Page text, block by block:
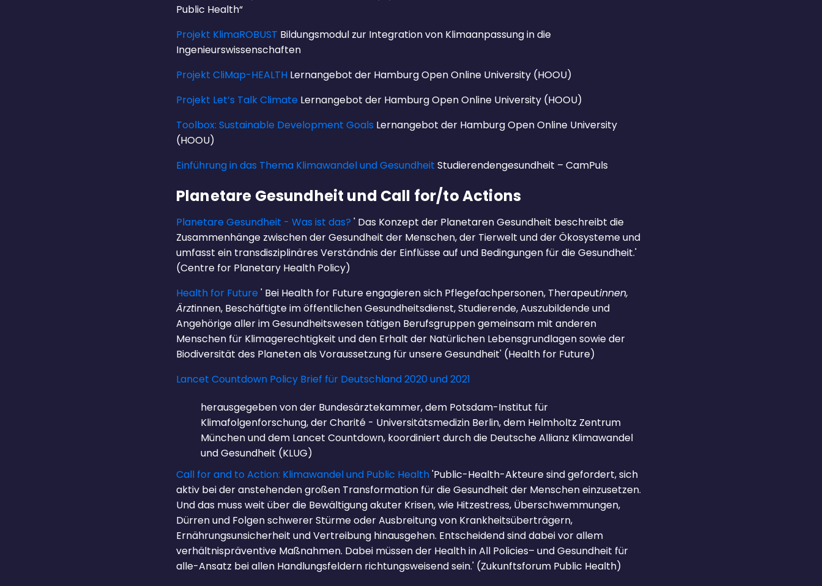
Public Health“
Projekt KlimaROBUST Bildungsmodul zur Integration von Klimaanpassung in die
Ingenieurswissenschaften
Projekt CliMap-HEALTH Lernangebot der Hamburg Open Online University (HOOU)
Projekt Let’s Talk Climate Lernangebot der Hamburg Open Online University (HOOU)
Toolbox: Sustainable Development Goals Lernangebot der Hamburg Open Online University
(HOOU)
Einführung in das Thema Klimawandel und Gesundheit Studierendengesundheit – CamPuls
Planetare Gesundheit und Call for/to Actions
Planetare Gesundheit - Was ist das? ' Das Konzept der Planetaren Gesundheit beschreibt die
Zusammenhänge zwischen der Gesundheit der Menschen, der Tierwelt und der Ökosysteme und
umfasst ein transdisziplinäres Verständnis der Einflüsse auf und Bedingungen für die Gesundheit.'
(Centre for Planetary Health Policy)
Health for Future' Bei Health for Future engagieren sich Pflegefachpersonen, Therapeutinnen,
Ärztinnen, Beschäftigte im öffentlichen Gesundheitsdienst, Studierende, Auszubildende und
Angehörige aller im Gesundheitswesen tätigen Berufsgruppen gemeinsam mit anderen
Menschen für Klimagerechtigkeit und den Erhalt der Natürlichen Lebensgrundlagen sowie der
Biodiversität des Planeten als Voraussetzung für unsere Gesundheit' (Health for Future)
Lancet Countdown Policy Brief für Deutschland 2020 und 2021
herausgegeben von der Bundesärztekammer, dem Potsdam-Institut für
Klimafolgenforschung, der Charité - Universitätsmedizin Berlin, dem Helmholtz Zentrum
München und dem Lancet Countdown, koordiniert durch die Deutsche Allianz Klimawandel
und Gesundheit (KLUG)
Call for and to Action: Klimawandel und Public Health'Public-Health-Akteure sind gefordert, sich
aktiv bei der anstehenden großen Transformation für die Gesundheit der Menschen einzusetzen.
Und das muss weit über die Bewältigung akuter Krisen, wie Hitzestress, Überschwemmungen,
Dürren und Folgen schwerer Stürme oder Ausbreitung von Krankheitsüberträgern,
Ernährungsunsicherheit und Vertreibung hinausgehen. Entscheidend sind dabei vor allem
verhältnispräventive Maßnahmen. Dabei müssen der Health in All Policies– und Gesundheit für
alle-Ansatz bei allen Handlungsfeldern richtungsweisend sein.' (Zukunftsforum Public Health)